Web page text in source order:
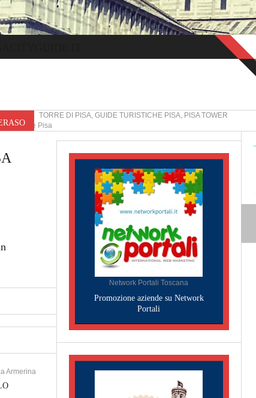
CERASO TORRE DI PISA, GUIDE TURISTICHE PISA, PISA TOWER
turistiche Pisa
Armerina
Network Portali Toscana
Promozione aziende su Network
Portali